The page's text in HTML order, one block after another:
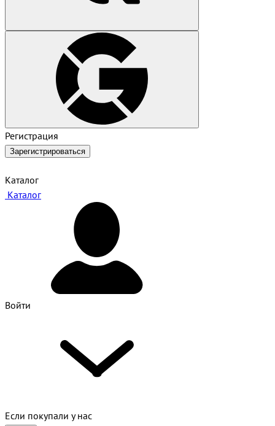
Регистрация
Зарегистрироваться
Каталог
Каталог
Войти
Если покупали у нас